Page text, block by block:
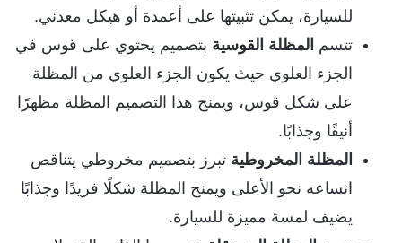
للسيارة، يمكن تثبيتها على أعمدة أو هيكل معدني.
تتسم المظلة القوسية بتصميم يحتوي على قوس في
الجزء العلوي حيث يكون الجزء العلوي من المظلة
على شكل قوس، ويمنح هذا التصميم المظلة مظهرًا
أنيقًا وجذابًا.
المظلة المخروطية تبرز بتصميم مخروطي يتناقص
اتساعه نحو الأعلى ويمنح المظلة شكلًا فريدًا وجذابًا
يضيف لمسة مميزة للسيارة.